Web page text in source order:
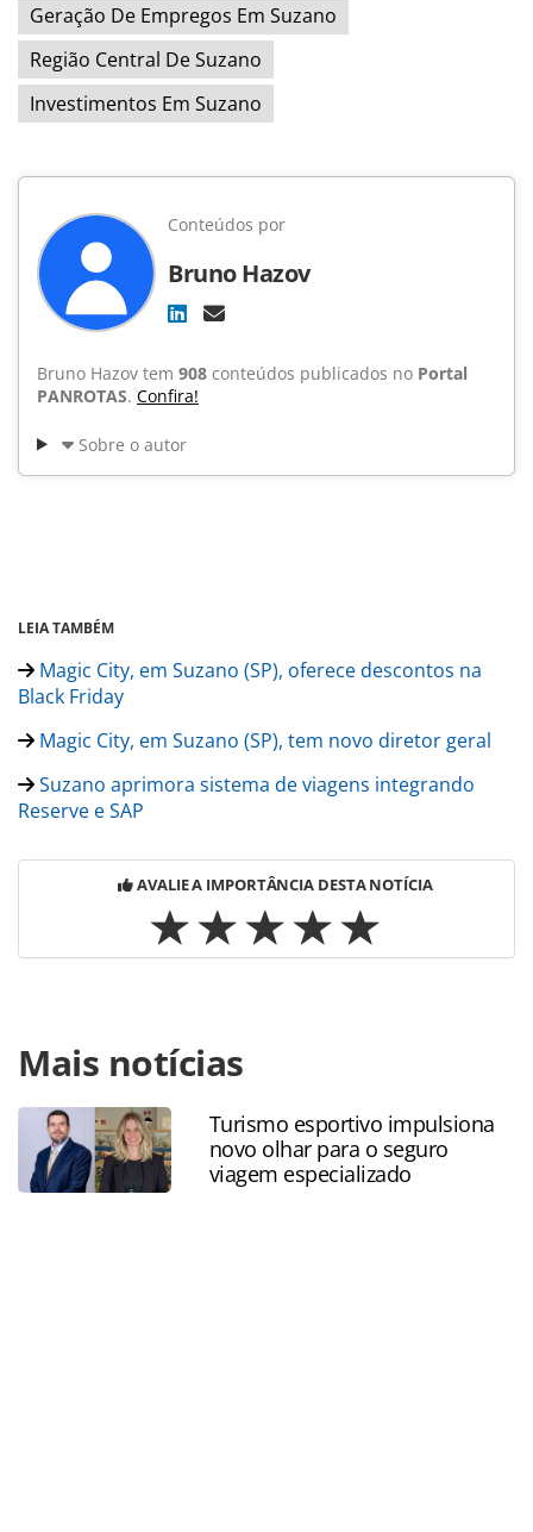
Geração De Empregos Em Suzano
Região Central De Suzano
Investimentos Em Suzano
Conteúdos por
Bruno Hazov
Bruno Hazov tem 908 conteúdos publicados no Portal
PANROTAS. Confira!
Sobre o autor
LEIA TAMBÉM
Magic City, em Suzano (SP), oferece descontos na
Black Friday
Magic City, em Suzano (SP), tem novo diretor geral
Suzano aprimora sistema de viagens integrando
Reserve e SAP
AVALIE A IMPORTÂNCIA DESTA NOTÍCIA
https://www.panrotas.com.br/100xbrasil/investimentos/
e-prime-empreendimentos-tem-projetos-hoteleiros-para-
suzano-sp_197857.html ou as ferramentas oferecidas na
página. Todo o conteúdo produzido pela PANROTAS
Editora é protegido pela legislação brasileira sobre direito
autoral. Não reproduza o conteúdo sem autorização da
Mais notícias
Turismo esportivo impulsiona
novo olhar para o seguro
viagem especializado